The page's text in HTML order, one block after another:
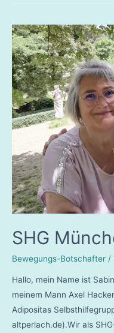
SHG
Bewegungs-Botschafter /
Hallo, mein Name ist
meinem Mann Axel
Adipositas
altperlach.de).Wir als